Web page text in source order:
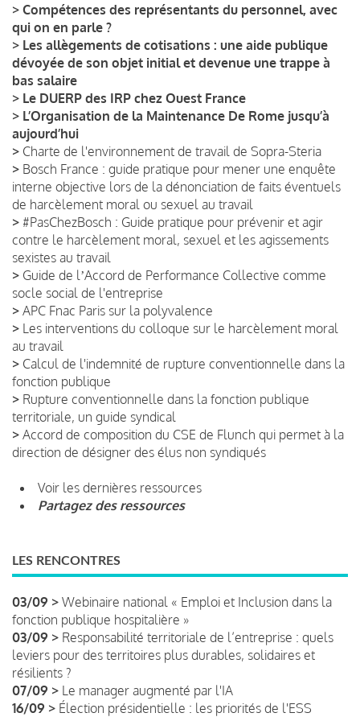
> Compétences des représentants du personnel, avec
qui on en parle ?
> Les allègements de cotisations : une aide publique
dévoyée de son objet initial et devenue une trappe à
bas salaire
> Le DUERP des IRP chez Ouest France
> L’Organisation de la Maintenance De Rome jusqu’à
aujourd’hui
> Charte de l'environnement de travail de Sopra-Steria
> Bosch France : guide pratique pour mener une enquête
interne objective lors de la dénonciation de faits éventuels
de harcèlement moral ou sexuel au travail
> #PasChezBosch : Guide pratique pour prévenir et agir
contre le harcèlement moral, sexuel et les agissements
sexistes au travail
> Guide de lʼAccord de Performance Collective comme
socle social de l'entreprise
> APC Fnac Paris sur la polyvalence
> Les interventions du colloque sur le harcèlement moral
au travail
> Calcul de l'indemnité de rupture conventionnelle dans la
fonction publique
> Rupture conventionnelle dans la fonction publique
territoriale, un guide syndical
> Accord de composition du CSE de Flunch qui permet à la
direction de désigner des élus non syndiqués
Voir les dernières ressources
Partagez des ressources
LES RENCONTRES
03/09 > Webinaire national « Emploi et Inclusion dans la
fonction publique hospitalière »
03/09 > Responsabilité territoriale de l’entreprise : quels
leviers pour des territoires plus durables, solidaires et
résilients ?
07/09 > Le manager augmenté par l'IA
16/09 > Élection présidentielle : les priorités de l'ESS